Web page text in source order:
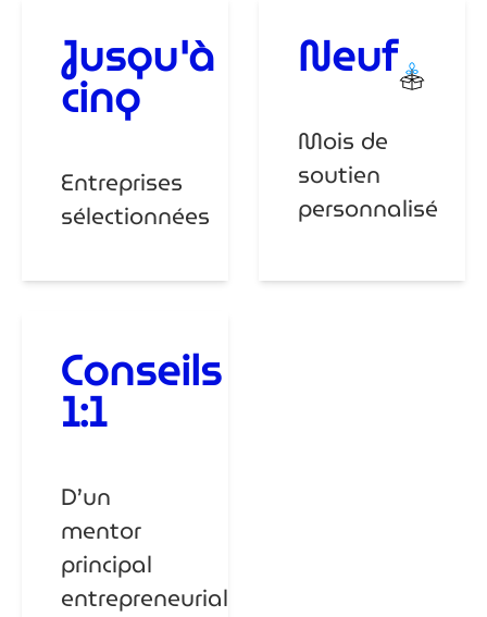
Jusqu'à
cinq
Entreprises
sélectionnées
Neuf
Mois de
soutien
personnalisé
Conseils
1:1
D’un
mentor
principal
entrepreneurial